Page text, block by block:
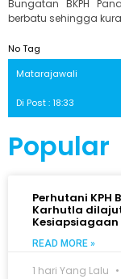
Bungatan BKPH
berbatu sehingga
No Tag
Matarajawali
Di Post : 18:33
Popular
Perhutani KPH
Karhutla
Kesiapsiagaan
READ MORE »
1 hari Yang Lalu